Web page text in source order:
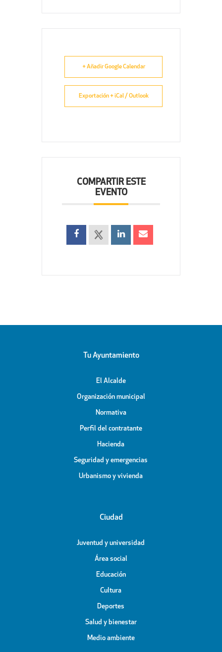
+ Añadir Google Calendar
Exportación + iCal / Outlook
COMPARTIR ESTE
EVENTO
Tu Ayuntamiento
El Alcalde
Organización municipal
Normativa
Perfil del contratante
Hacienda
Seguridad y emergencias
Urbanismo y vivienda
Ciudad
Juventud y universidad
Área social
Educación
Cultura
Deportes
Salud y bienestar
Medio ambiente